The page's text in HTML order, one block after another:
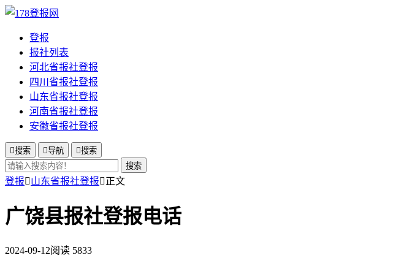
登报
报社列表
河北省报社登报
四川省报社登报
山东省报社登报
河南省报社登报
安徽省报社登报
搜索 导航 搜索
搜索
登报山东省报社登报正文
广饶县报社登报电话
2024-09-12阅读 5833